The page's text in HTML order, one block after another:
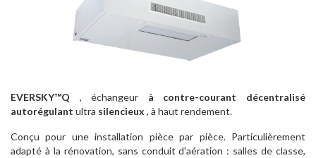
EVERSKY™Q , échangeur à contre-courant
décentralisé
autorégulant ultra silencieux , à haut rendement.
Conçu pour une installation pièce par pièce. Particulièrement
adapté à la rénovation, sans conduit d'aération : salles de classe,